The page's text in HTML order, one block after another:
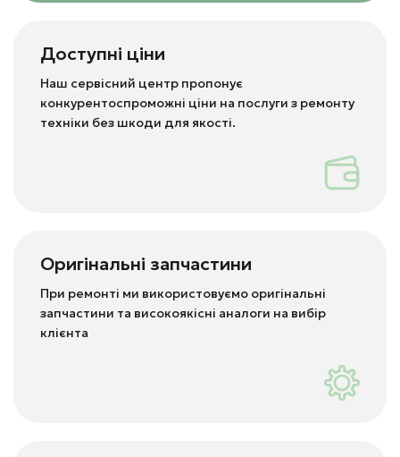
Доступні ціни
Наш сервісний центр пропонує
конкурентоспроможні ціни на послуги з ремонту
техніки без шкоди для якості.
Оригінальні запчастини
При ремонті ми використовуємо оригінальні
запчастини та високоякісні аналоги на вибір
клієнта